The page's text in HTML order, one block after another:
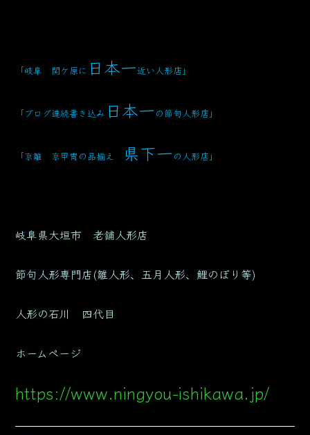
「岐阜 関ケ原に 日本一近い人形店 」
「ブログ連続書き込み 日本一 の節句人形店」
「京雛 京甲冑の品揃え 県下一 の人形店」
岐阜県大垣市 老舗人形店
節句人形専門店(雛人形、五月人形、鯉のぼり等)
人形の石川 四代目
ホームページ
https://www.ningyou-ishikawa.jp/